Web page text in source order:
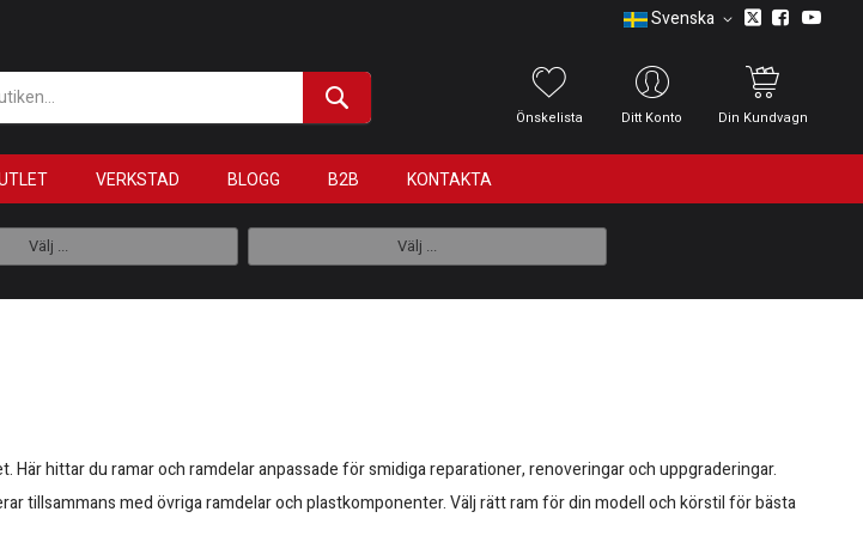
Svenska
Önskelista Ditt Konto Din Kundvagn
VERKSTAD BLOGG B2B KONTAKTA
Välj ... Välj ...
hittar du ramar och ramdelar anpassade för smidiga reparationer, renoveringar och uppgraderingar.
tillsammans med övriga ramdelar och plastkomponenter. Välj rätt ram för din modell och körstil för bästa